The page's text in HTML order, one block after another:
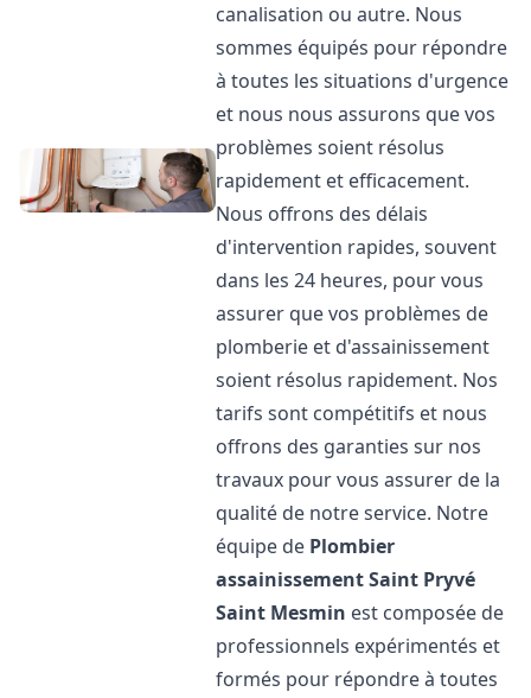
canalisation ou autre. Nous
sommes équipés pour répondre
à toutes les situations d'urgence
et nous nous assurons que vos
problèmes soient résolus
rapidement et efficacement.
Nous offrons des délais
d'intervention rapides, souvent
dans les 24 heures, pour vous
assurer que vos problèmes de
plomberie et d'assainissement
soient résolus rapidement. Nos
tarifs sont compétitifs et nous
offrons des garanties sur nos
travaux pour vous assurer de la
qualité de notre service. Notre
équipe de Plombier
assainissementSaint Pryvé
Saint Mesmin est composée de
professionnels expérimentés et
formés pour répondre à toutes